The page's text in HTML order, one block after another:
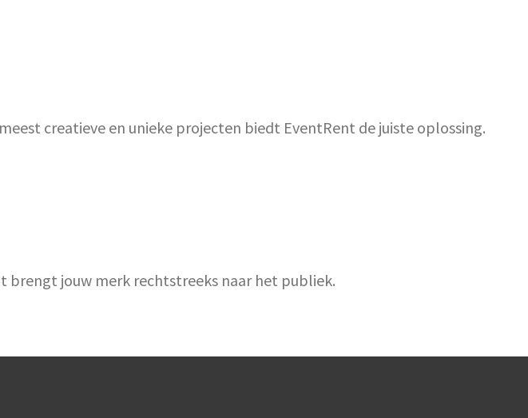
creatieve en unieke projecten biedt EventRent de juiste oplossing.
jouw merk rechtstreeks naar het publiek.